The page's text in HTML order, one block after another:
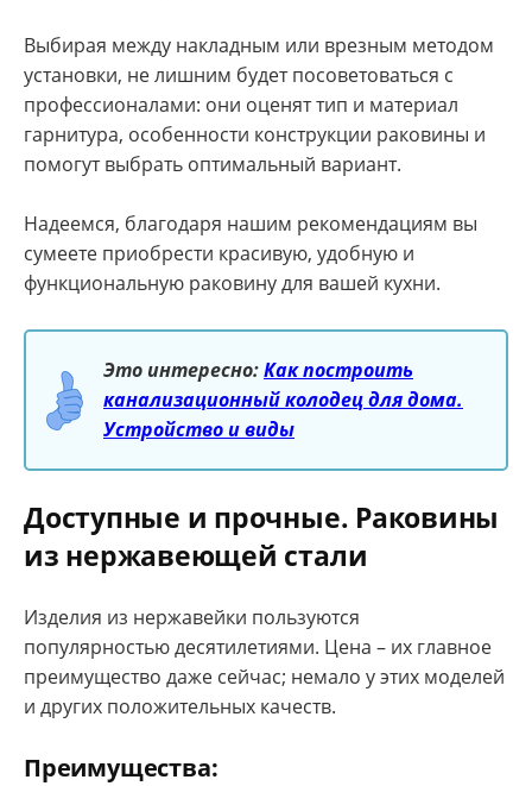
Выбирая между накладным или врезным методом
установки, не лишним будет посоветоваться с
профессионалами: они оценят тип и материал
гарнитура, особенности конструкции раковины и
помогут выбрать оптимальный вариант.
Надеемся, благодаря нашим рекомендациям вы
сумеете приобрести красивую, удобную и
функциональную раковину для вашей кухни.
Это интересно:Как построить
канализационный колодец для дома.
Устройство и виды
Доступные и прочные. Раковины
из нержавеющей стали
Изделия из нержавейки пользуются
популярностью десятилетиями. Цена – их главное
преимущество даже сейчас; немало у этих моделей
и других положительных качеств.
Преимущества: